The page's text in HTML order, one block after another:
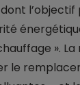
». La
le